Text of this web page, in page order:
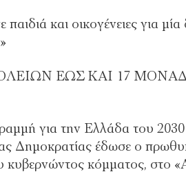
και οικογένειες για μία
ΕΩΣ ΚΑΙ 17
για την Ελλάδα του 2030
Δημοκρατίας έδωσε ο
κυβερνώντος κόμματος, στο